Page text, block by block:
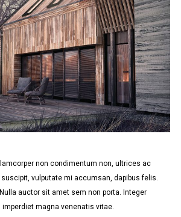
non condimentum non, ultrices ac
vulputate mi accumsan, dapibus felis.
auctor sit amet sem non porta. Integer
magna venenatis vitae.